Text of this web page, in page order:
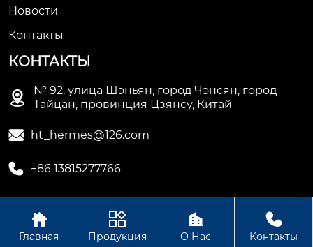
Новости
Контакты
КОНТАКТЫ

№ 92, улица Шэньян, город Чэнсян, город
Тайцан, провинция Цзянсу, Китай
 ht_hermes@126.com
 +86 13815277766
Авторское право © Сучжоуское ООО
электромеханической промышленности Хету

Главная

Продукция

О Нас

Контакты